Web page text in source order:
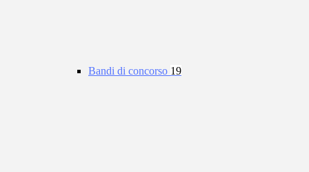
Bandi di concorso 19